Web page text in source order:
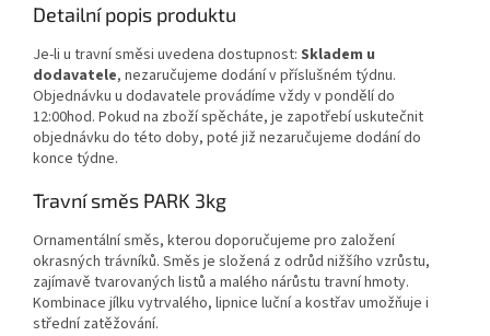
Detailní popis produktu
Je-li u travní směsi uvedena dostupnost: Skladem u
dodavatele, nezaručujeme dodání v příslušném týdnu.
Objednávku u dodavatele provádíme vždy v pondělí do
12:00hod. Pokud na zboží spěcháte, je zapotřebí uskutečnit
objednávku do této doby, poté již nezaručujeme dodání do
konce týdne.
Travní směs PARK 3kg
Ornamentální směs, kterou doporučujeme pro založení
okrasných trávníků. Směs je složená z odrůd nižšího vzrůstu,
zajímavě tvarovaných listů a malého nárůstu travní hmoty.
Kombinace jílku vytrvalého, lipnice luční a kostřav umožňuje i
střední zatěžování.